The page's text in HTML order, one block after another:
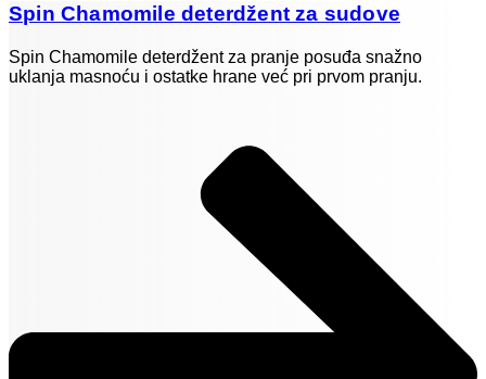
Spin Chamomile deterdžent za sudove
Spin Chamomile deterdžent za pranje posuđa snažno
uklanja masnoću i ostatke hrane već pri prvom pranju.